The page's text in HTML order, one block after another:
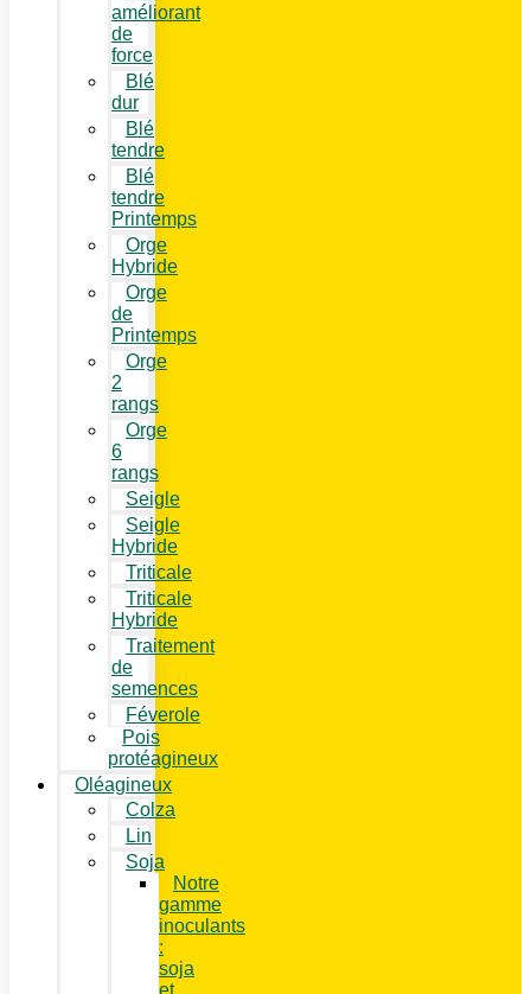
améliorant
de
force
Blé
dur
Blé
tendre
Blé
tendre
Printemps
Orge
Hybride
Orge
de
Printemps
Orge
2
rangs
Orge
6
rangs
Seigle
Seigle
Hybride
Triticale
Triticale
Hybride
Traitement
de
semences
Féverole
Pois
protéagineux
Oléagineux
Colza
Lin
Soja
Notre
gamme
inoculants
:
soja
et